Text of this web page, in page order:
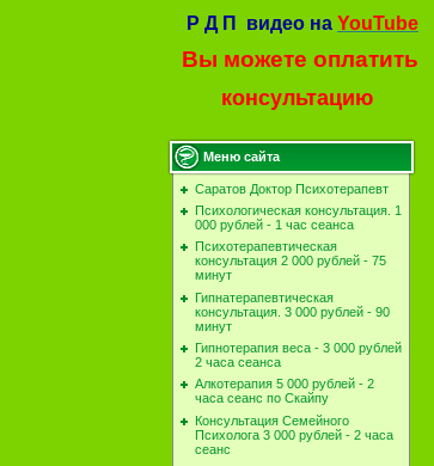
Р Д П видео на YouTube
Вы можете оплатить
консультацию
Меню сайта
Саратов Доктор Психотерапевт
Психологическая консультация. 1
000 рублей - 1 час сеанса
Психотерапевтическая
консультация 2 000 рублей - 75
минут
Гипнатерапевтическая
консультация. 3 000 рублей - 90
минут
Гипнотерапия веса - 3 000 рублей
2 часа сеанса
Алкотерапия 5 000 рублей - 2
часа сеанс по Скайпу
Консультация Семейного
Психолога 3 000 рублей - 2 часа
сеанс